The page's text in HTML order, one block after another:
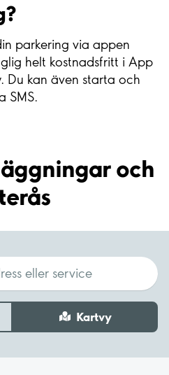
parkering via appen
helt kostnadsfritt i App
Du kan även starta och
SMS.
och
Kartvy